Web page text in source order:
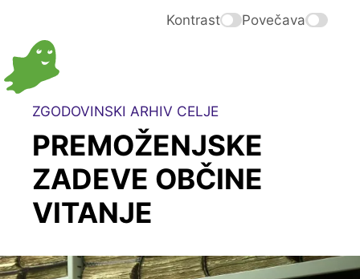
Kontrast Povečava
ZGODOVINSKI ARHIV CELJE
PREMOŽENJSKE
ZADEVE OBČINE
VITANJE